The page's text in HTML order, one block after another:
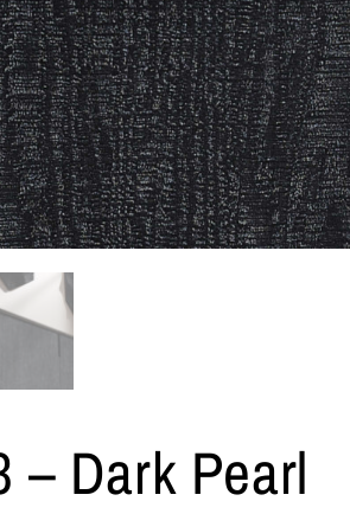
– Dark Pearl